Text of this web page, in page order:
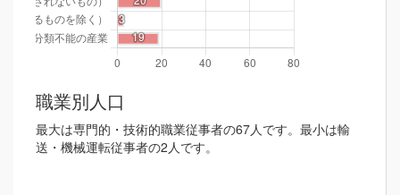
職業別人口
最大は専門的・技術的職業従事者の67人です。最小は輸
送・機械運転従事者の2人です。